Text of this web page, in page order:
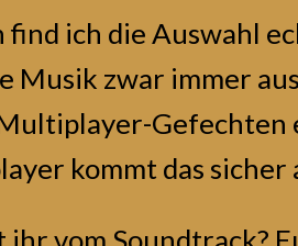
find ich die Auswahl
Musik zwar immer
Gefechten
kommt das sicher